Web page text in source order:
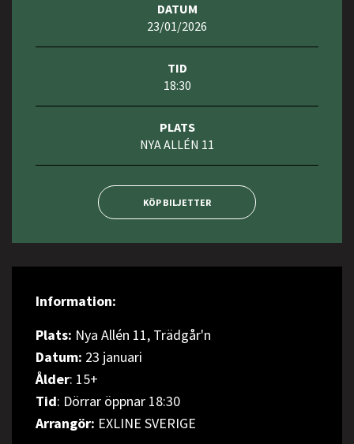
DATUM
23/01/2026
TID
18:30
PLATS
NYA ALLÉN 11
KÖP BILJETTER
Information:
Plats: Nya Allén 11, Trädgår'n
Datum: 23 januari
Ålder: 15+
Tid: Dörrar öppnar 18:30
Arrangör: EXLINE SVERIGE